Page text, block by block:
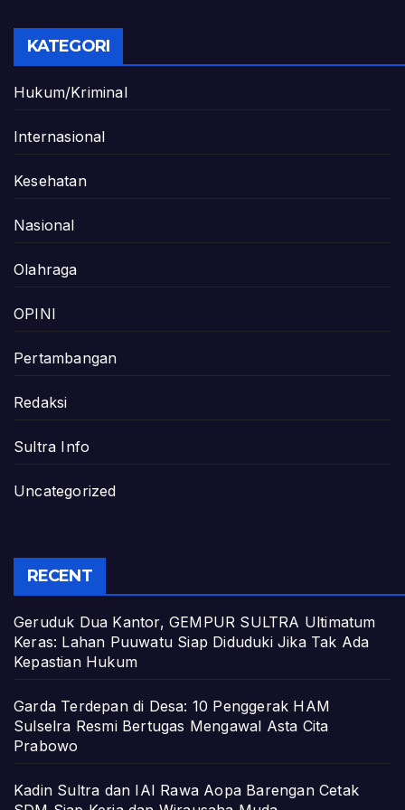
KATEGORI
Hukum/Kriminal
Internasional
Kesehatan
Nasional
Olahraga
OPINI
Pertambangan
Redaksi
Sultra Info
Uncategorized
RECENT
Geruduk Dua Kantor, GEMPUR SULTRA Ultimatum
Keras: Lahan Puuwatu Siap Diduduki Jika Tak Ada
Kepastian Hukum
Garda Terdepan di Desa: 10 Penggerak HAM
Sulselra Resmi Bertugas Mengawal Asta Cita
Prabowo
Kadin Sultra dan IAI Rawa Aopa Barengan Cetak